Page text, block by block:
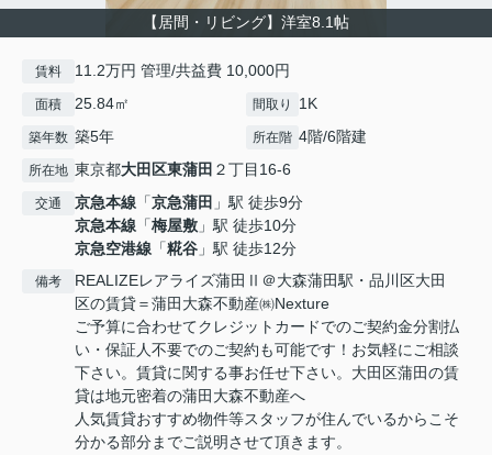
【居間・リビング】洋室8.1帖
賃料 11.2万円 管理/共益費 10,000円
面積 25.84㎡ 間取り 1K
築年数 築5年 所在階 4階/6階建
所在地 東京都大田区東蒲田 ２丁目16-6
交通 京急本線 「京急蒲田 」駅 徒歩9分
京急本線 「梅屋敷 」駅 徒歩10分
京急空港線 「糀谷 」駅 徒歩12分
備考
REALIZEレアライズ蒲田Ⅱ＠大森蒲田駅・品川区大田
区の賃貸＝蒲田大森不動産㈱Nexture
ご予算に合わせてクレジットカードでのご契約金分割払
い・保証人不要でのご契約も可能です！お気軽にご相談
下さい。賃貸に関する事お任せ下さい。大田区蒲田の賃
貸は地元密着の蒲田大森不動産へ
人気賃貸おすすめ物件等スタッフが住んでいるからこそ
分かる部分までご説明させて頂きます。